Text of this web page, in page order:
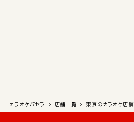
カラオケパセラ 店舗一覧 東京のカラオケ店舗